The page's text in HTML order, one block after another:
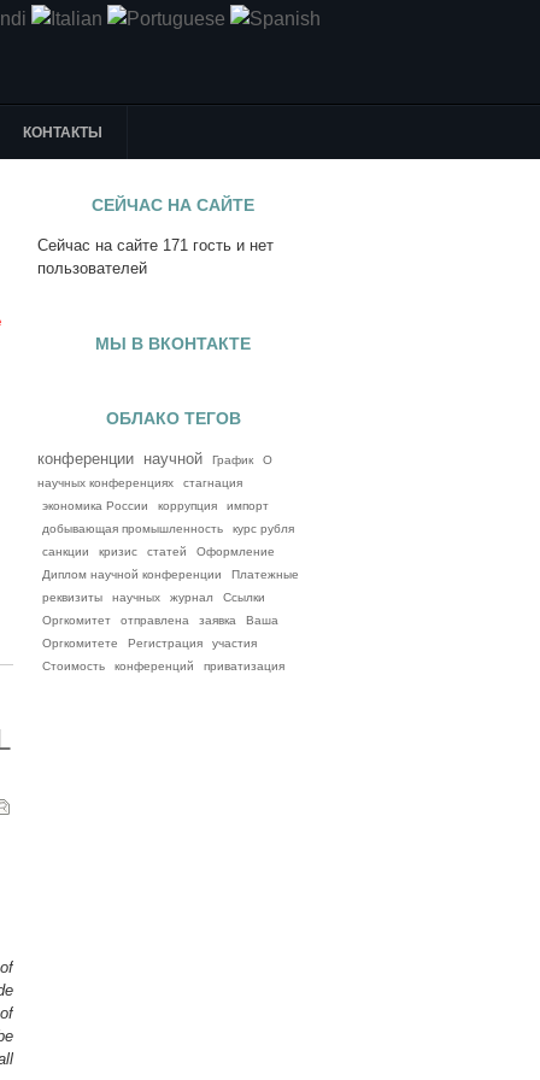
КОНТАКТЫ
СЕЙЧАС НА САЙТЕ
Сейчас на сайте 171 гость и нет
пользователей
МЫ В ВКОНТАКТЕ
ОБЛАКО ТЕГОВ
конференции научной График
О
научных конференциях
стагнация
экономика России
коррупция
импорт
добывающая промышленность
курс рубля
санкции
кризис статей
Оформление
Диплом научной конференции
Платежные
реквизиты
научных журнал
Ссылки
Оргкомитет
отправлена заявка
Ваша
Оргкомитете
Регистрация
участия
Стоимость
конференций приватизация